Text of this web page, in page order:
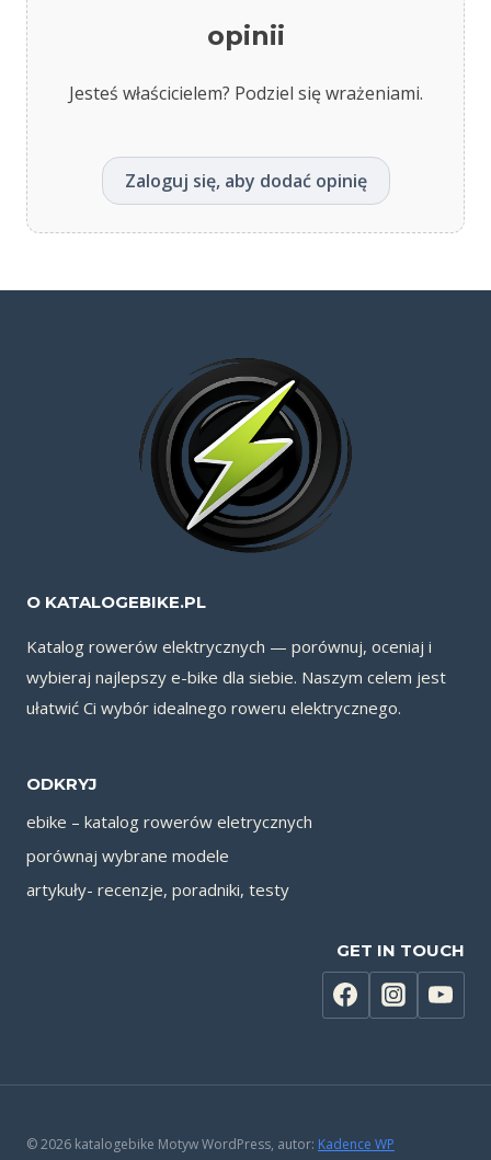
opinii
Jesteś właścicielem? Podziel się wrażeniami.
Zaloguj się, aby dodać opinię
O KATALOGEBIKE.PL
Katalog rowerów elektrycznych — porównuj, oceniaj i
wybieraj najlepszy e-bike dla siebie. Naszym celem jest
ułatwić Ci wybór idealnego roweru elektrycznego.
ODKRYJ
ebike – katalog rowerów eletrycznych
porównaj wybrane modele
artykuły- recenzje, poradniki, testy
GET IN TOUCH
© 2026 katalogebike Motyw WordPress, autor: Kadence WP